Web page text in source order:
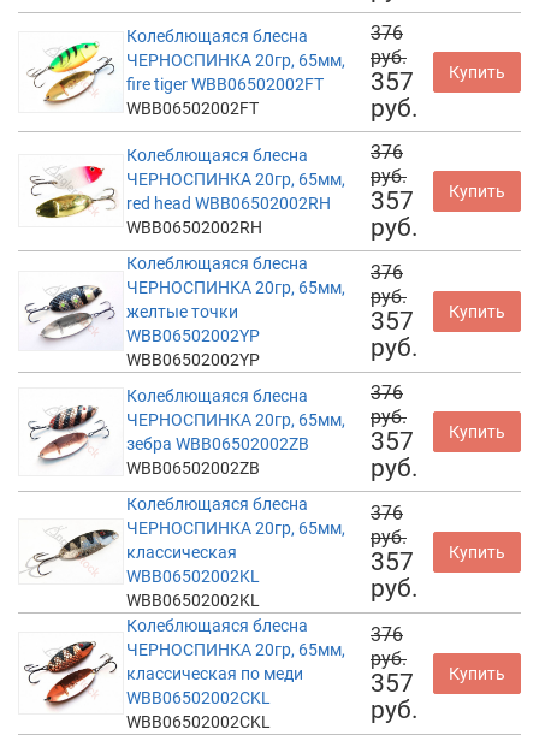
Колеблющаяся блесна
ЧЕРНОСПИНКА 20гр, 65мм,
fire tiger WBB06502002FT
WBB06502002FT
376
руб.
357
руб.
Купить
Колеблющаяся блесна
ЧЕРНОСПИНКА 20гр, 65мм,
red head WBB06502002RH
WBB06502002RH
376
руб.
357
руб.
Купить
Колеблющаяся блесна
ЧЕРНОСПИНКА 20гр, 65мм,
желтые точки
WBB06502002YP
WBB06502002YP
376
руб.
357
руб.
Купить
Колеблющаяся блесна
ЧЕРНОСПИНКА 20гр, 65мм,
зебра WBB06502002ZB
WBB06502002ZB
376
руб.
357
руб.
Купить
Колеблющаяся блесна
ЧЕРНОСПИНКА 20гр, 65мм,
классическая
WBB06502002KL
WBB06502002KL
376
руб.
357
руб.
Купить
Колеблющаяся блесна
ЧЕРНОСПИНКА 20гр, 65мм,
классическая по меди
WBB06502002CKL
WBB06502002CKL
376
руб.
357
руб.
Купить